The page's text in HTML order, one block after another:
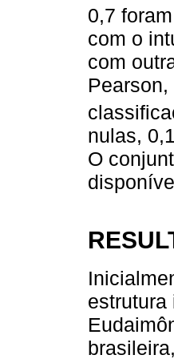
0,7
com o
com
nulas,
O
estrutura